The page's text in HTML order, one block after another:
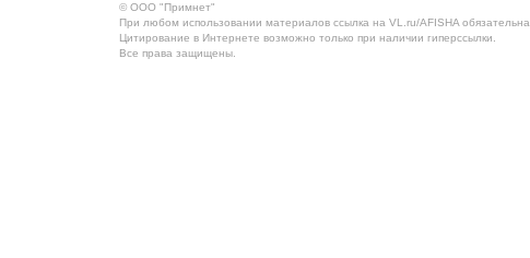
© ООО "Примнет"
При любом использовании материалов ссылка на VL.ru/AFISHA обязательна.
Цитирование в Интернете возможно только при наличии гиперссылки.
Все права защищены.